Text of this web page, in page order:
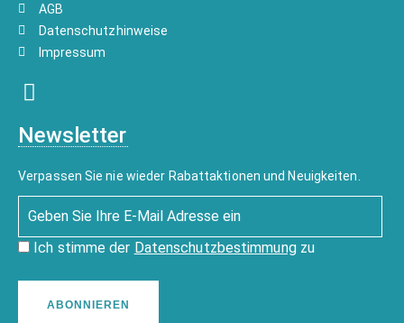
AGB
Datenschutzhinweise
Impressum
Newsletter
Verpassen Sie nie wieder Rabattaktionen und Neuigkeiten.
Ich stimme der Datenschutzbestimmungzu
ABONNIEREN